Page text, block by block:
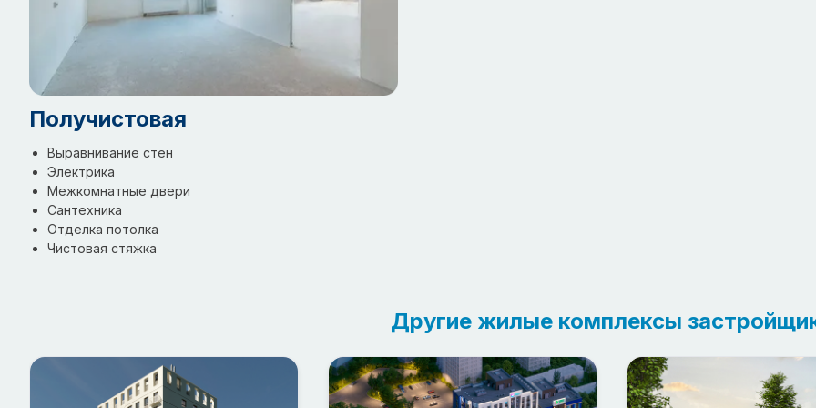
Получистовая
Выравнивание стен
Электрика
Межкомнатные двери
Сантехника
Отделка потолка
Чистовая стяжка
Другие жилые комплексы